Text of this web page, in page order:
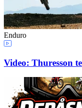
Enduro
Video: Thuresson